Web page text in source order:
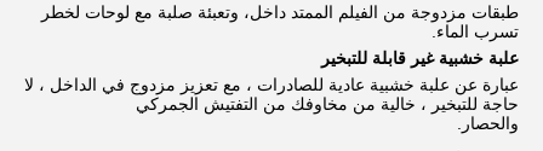
تسرب الماء.
علبة خشبية غير قابلة للتبخير
حاجة للتبخير ، خالية من مخاوفك من التفتيش الجمركي
والحصار.